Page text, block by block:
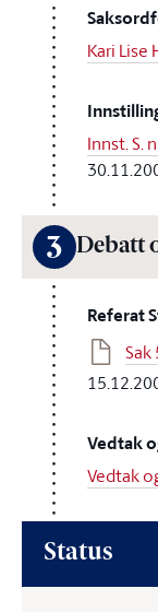
Kari Lise
Innst. S.
3 Debatt
Referat
Sak
Vedtak
Vedtak
Status